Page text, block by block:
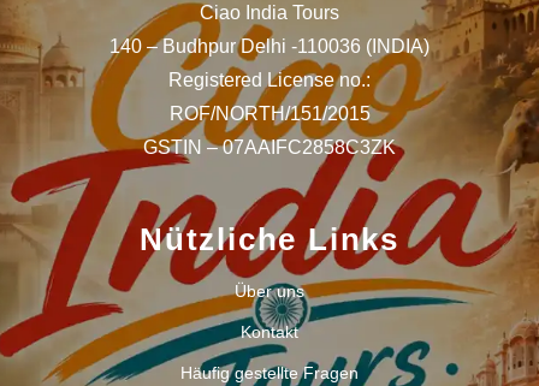
Ciao India Tours
140 – Budhpur Delhi -110036 (INDIA)
Registered License no.:
ROF/NORTH/151/2015
GSTIN – 07AAIFC2858C3ZK
Nützliche Links
Über uns
Kontakt
Häufig gestellte Fragen